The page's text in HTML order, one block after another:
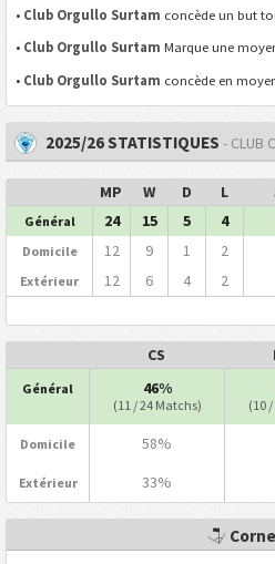
• Club Orgullo Surtam concède un but
• Club Orgullo Surtam Marque une
• Club Orgullo Surtam concède en
2025/26 STATISTIQUES - CLUB
MP W D L
Général 24 15 5 4
Domicile 12 9 1 2
Extérieur 12 6 4 2
CS
Général 46%
(11 / 24 Matchs) (10
Domicile 58%
Extérieur 33%